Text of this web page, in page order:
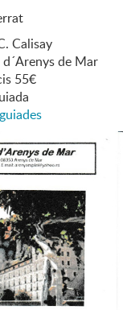
Calisay
de Mar
55€